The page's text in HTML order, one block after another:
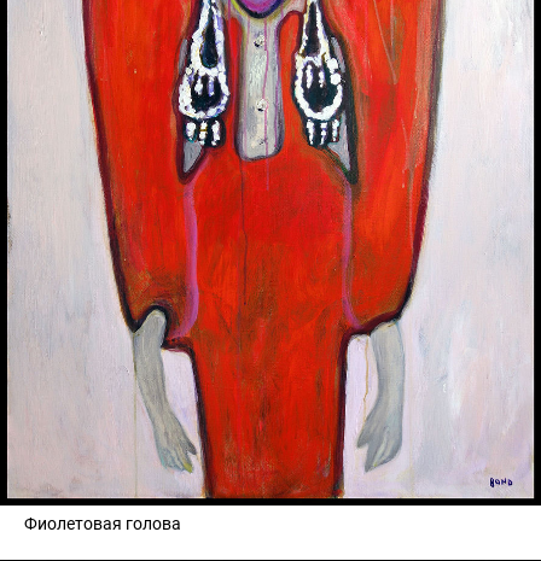
Фиолетовая голова